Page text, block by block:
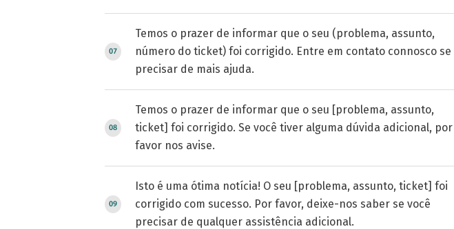
Temos o prazer de informar que o seu (problema, assunto,
número do ticket) foi corrigido. Entre em contato connosco se
precisar de mais ajuda.
Temos o prazer de informar que o seu [problema, assunto,
ticket] foi corrigido. Se você tiver alguma dúvida adicional, por
favor nos avise.
Isto é uma ótima notícia! O seu [problema, assunto, ticket] foi
corrigido com sucesso. Por favor, deixe-nos saber se você
precisar de qualquer assistência adicional.